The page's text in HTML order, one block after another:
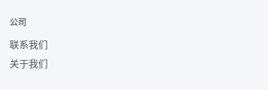
公司
联系我们
关于我们